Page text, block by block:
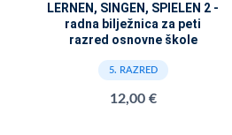
LERNEN, SINGEN, SPIELEN 2 -
radna bilježnica za peti
razred osnovne škole
5. RAZRED
12,00 €